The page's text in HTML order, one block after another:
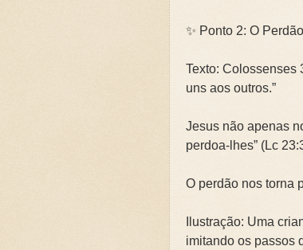
✨ Ponto 2: O
Texto: Colossenses
uns aos outros.”
Jesus não apenas
perdoa-lhes” (Lc
O perdão nos torna
Ilustração: Uma
imitando os passos